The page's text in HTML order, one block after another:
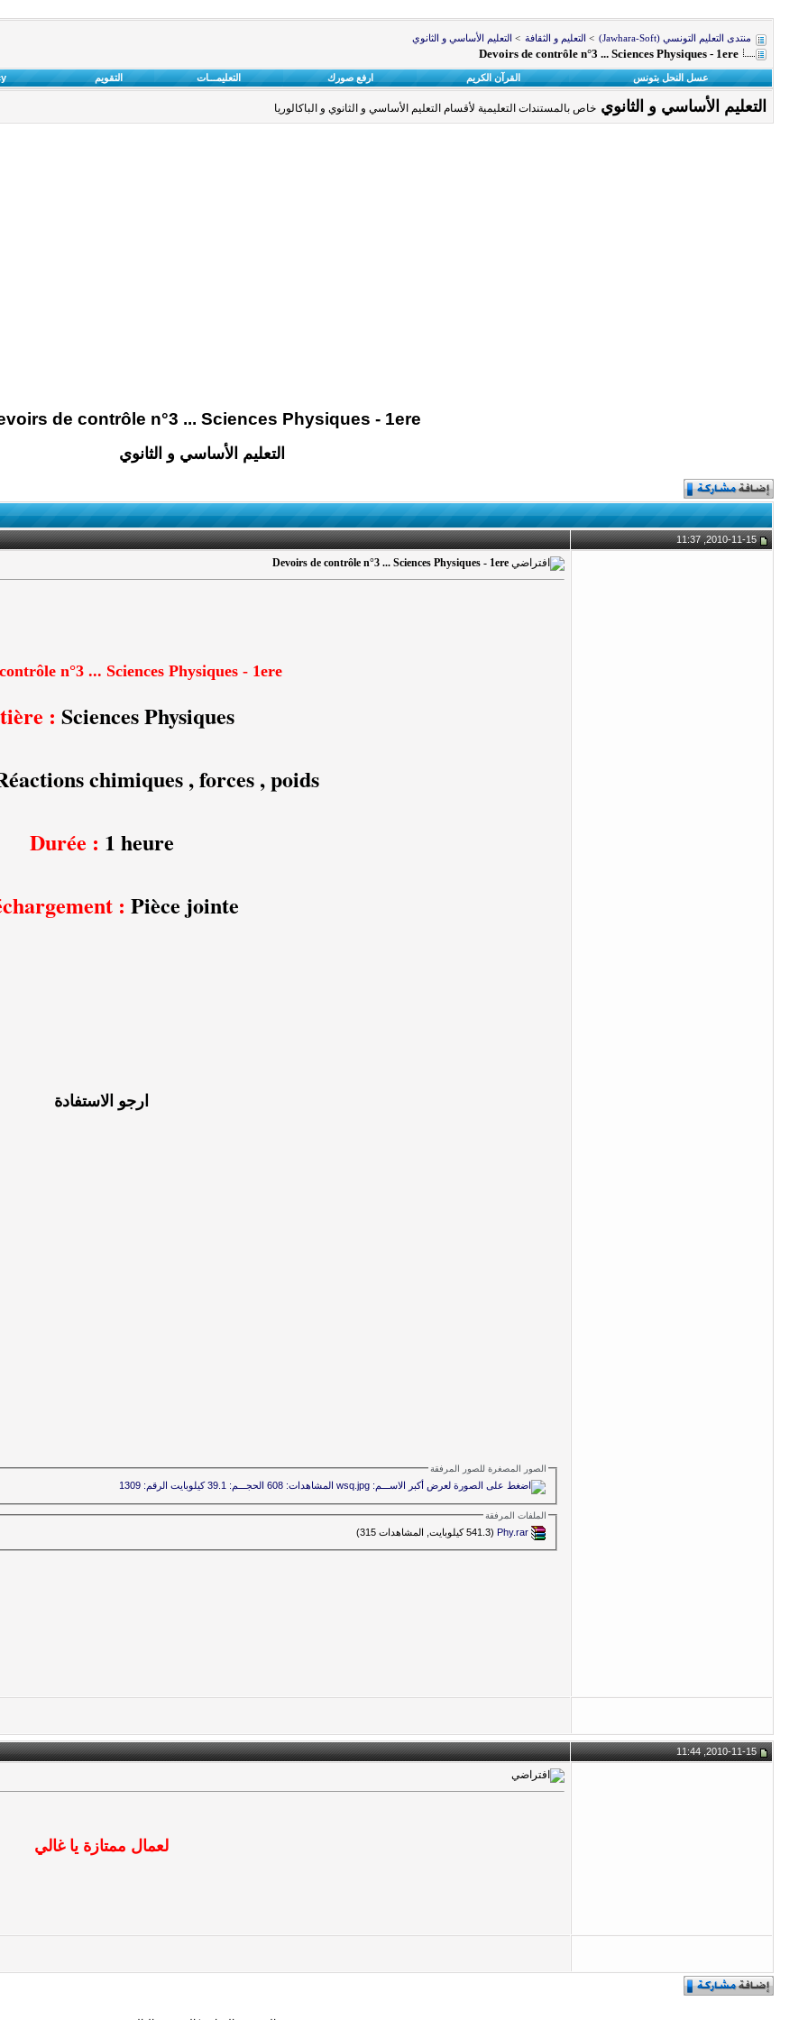
منتدى التعليم التونسي (Jawhara-Soft) > التعليم و الثقافة > التعليم الأساسي و الثانوي
Devoirs de contrôle n°3 ... Sciences Physiques - 1ere
عسل النحل بتونس القرآن الكريم ارفع صورك التعليمـــات التقويم
التعليم الأساسي و الثانوي خاص بالمستندات التعليمية لأقسام التعليم الأساسي و الثانوي و الباكالوريا
de contrôle n°3 ... Sciences Physiques - 1ere
التعليم الأساسي و الثانوي
2010-11-15, 11:37
Devoirs de contrôle n°3 ... Sciences Physiques - 1ere
n°3 ... Sciences Physiques - 1ere
: Sciences Physiques
chimiques , forces , poids ....
Durée : 1 heure
: Pièce jointe
ارجو الاستفادة
الصور المصغرة للصور المرفقة
الملفات المرفقة
Phy.rar‏ (541.3 كيلوبايت, المشاهدات 315)
2010-11-15, 11:44
لعمال ممتازة يا غالي